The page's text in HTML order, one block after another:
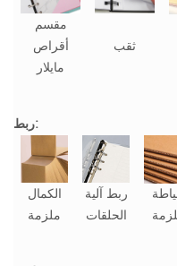
مقسم
أقراص
مايلار
ثقب
ربط:
الكمال
ملزمة
ربط آلية
الحلقات